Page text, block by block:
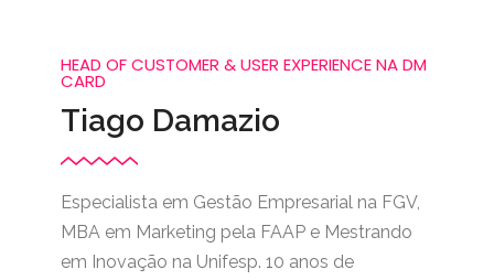
HEAD OF CUSTOMER & USER EXPERIENCE NA DM
CARD
Tiago Damazio
Especialista em Gestão Empresarial na FGV,
MBA em Marketing pela FAAP e Mestrando
em Inovação na Unifesp. 10 anos de